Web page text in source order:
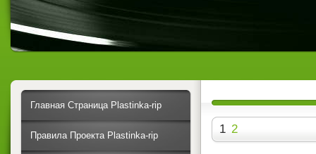
1 2
Главная Страница Plastinka-rip
Правила Проекта Plastinka-rip